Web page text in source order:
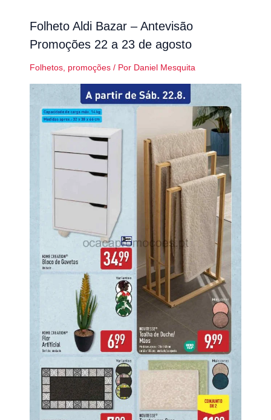
Folheto Aldi Bazar – Antevisão
Promoções 22 a 23 de agosto
Folhetos, promoções/ Por Daniel Mesquita